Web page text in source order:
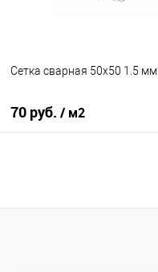
Сетка сварная 50х50 1.5 мм
70 руб. / м2